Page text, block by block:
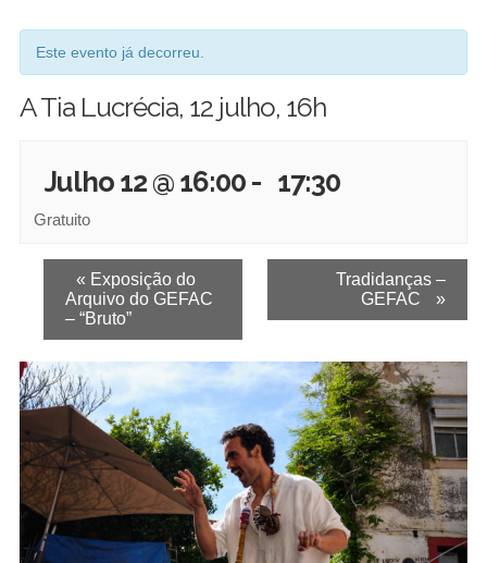
Este evento já decorreu.
A Tia Lucrécia, 12 julho, 16h
Julho 12 @ 16:00- 17:30
Gratuito
n
t
o
N
a
v
« Exposição do
Arquivo do GEFAC
– “Bruto”
Tradidanças –
GEFAC
»